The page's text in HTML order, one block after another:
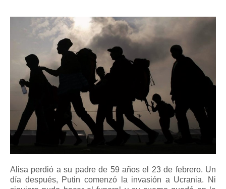
Alisa perdió a su padre de 59 años el 23 de febrero. Un
día después, Putin comenzó la invasión a Ucrania. Ni